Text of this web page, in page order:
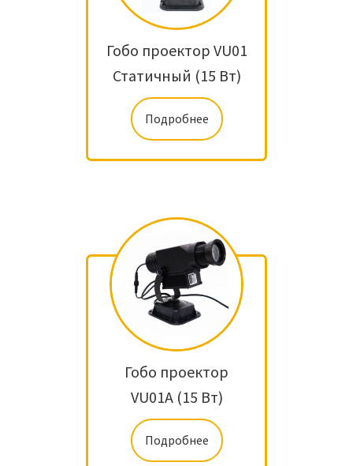
Гобо проектор VU01
Статичный (15 Вт)
Подробнее
Гобо проектор
VU01A (15 Вт)
Подробнее